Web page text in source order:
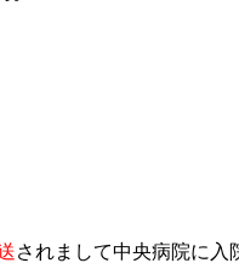
されまして中央病院に入